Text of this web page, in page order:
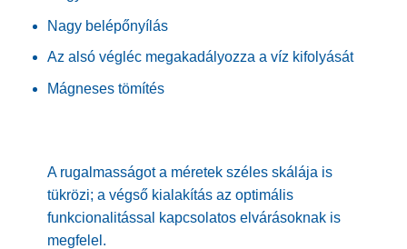
Nagy belépőnyílás
Az alsó végléc megakadályozza a víz kifolyását
Mágneses tömítés
A rugalmasságot a méretek széles skálája is
tükrözi; a végső kialakítás az optimális
funkcionalitással kapcsolatos elvárásoknak is
megfelel.